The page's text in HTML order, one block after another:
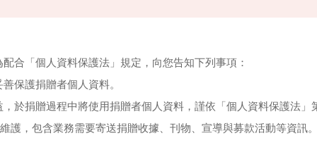
合「個人資料保護法」規定，向您告知下列事項：
保護捐贈者個人資料。
於捐贈過程中將使用捐贈者個人資料，謹依「個人資料保護法」
護，包含業務需要寄送捐贈收據、刊物、宣導與募款活動等資訊